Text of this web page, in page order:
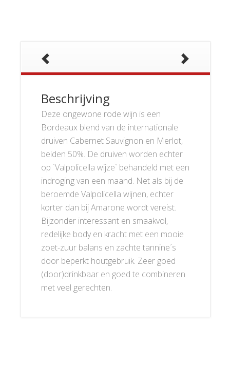
Beschrijving
Deze ongewone rode wijn is een
Bordeaux blend van de internationale
druiven Cabernet Sauvignon en Merlot,
beiden 50%. De druiven worden echter
op `Valpolicella wijze` behandeld met een
indroging van een maand. Net als bij de
beroemde Valpolicella wijnen, echter
korter dan bij Amarone wordt vereist.
Bijzonder interessant en smaakvol,
redelijke body en kracht met een mooie
zoet-zuur balans en zachte tannine´s
door beperkt houtgebruik. Zeer goed
(door)drinkbaar en goed te combineren
met veel gerechten.